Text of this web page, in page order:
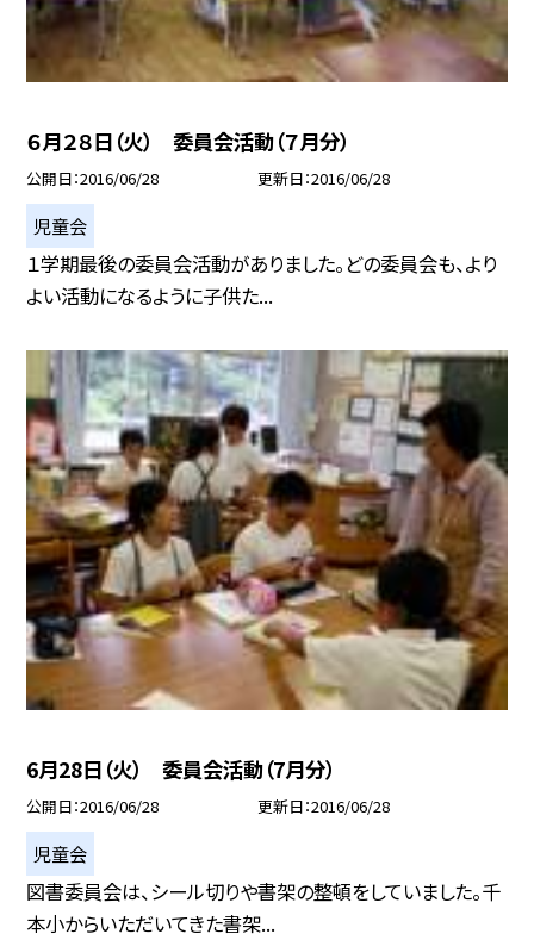
６月２８日（火） 委員会活動（７月分）
公開日 2016/06/28 更新日 2016/06/28
児童会
１学期最後の委員会活動がありました。どの委員会も、より
よい活動になるように子供た...
6月28日（火） 委員会活動（7月分）
公開日 2016/06/28 更新日 2016/06/28
児童会
図書委員会は、シール切りや書架の整頓をしていました。千
本小からいただいてきた書架...